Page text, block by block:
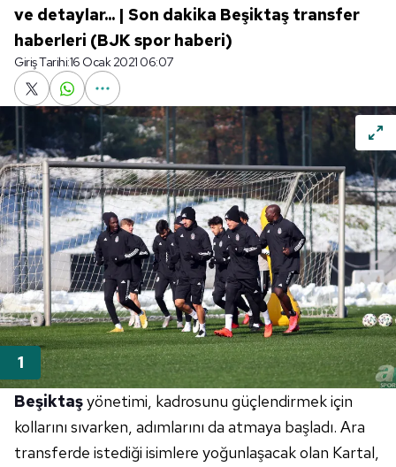
ve detaylar... | Son dakika Beşiktaş transfer
haberleri (BJK spor haberi)
Giriş Tarihi:16 Ocak 2021 06:07
Beşiktaşyönetimi, kadrosunu güçlendirmek için
kollarını sıvarken, adımlarını da atmaya başladı. Ara
transferde istediği isimlere yoğunlaşacak olan Kartal,